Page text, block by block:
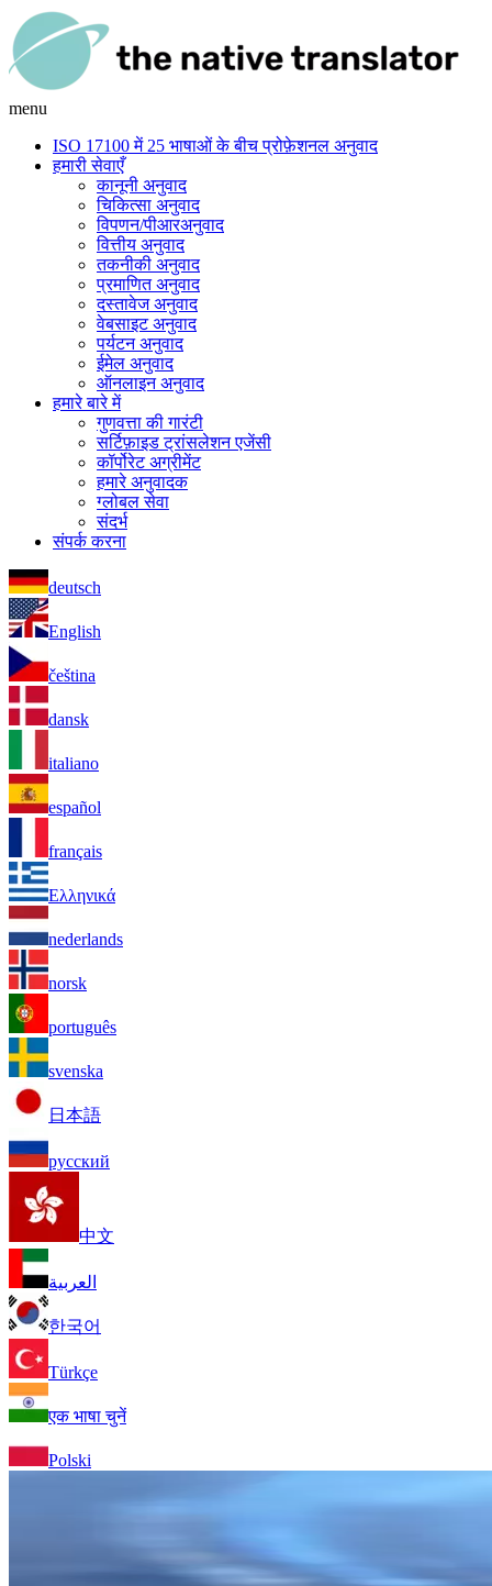
menu
ISO 17100 में 25 भाषाओं के बीच प्रोफ़ेशनल अनुवाद
हमारी सेवाएँ
कानूनी अनुवाद
चिकित्सा अनुवाद
विपणन/पीआरअनुवाद
वित्तीय अनुवाद
तकनीकी अनुवाद
प्रमाणित अनुवाद
दस्तावेज अनुवाद
वेबसाइट अनुवाद
पर्यटन अनुवाद
ईमेल अनुवाद
ऑनलाइन अनुवाद
हमारे बारे में
गुणवत्ता की गारंटी
सर्टिफ़ाइड ट्रांसलेशन एजेंसी
कॉर्पोरेट अग्रीमेंट
हमारे अनुवादक
ग्लोबल सेवा
संदर्भ
संपर्क करना
deutsch
English
čeština
dansk
italiano
español
français
Ελληνικά
nederlands
norsk
português
svenska
日本語
русский
中文
العربية
한국어
Türkçe
एक भाषा चुनें
Polski